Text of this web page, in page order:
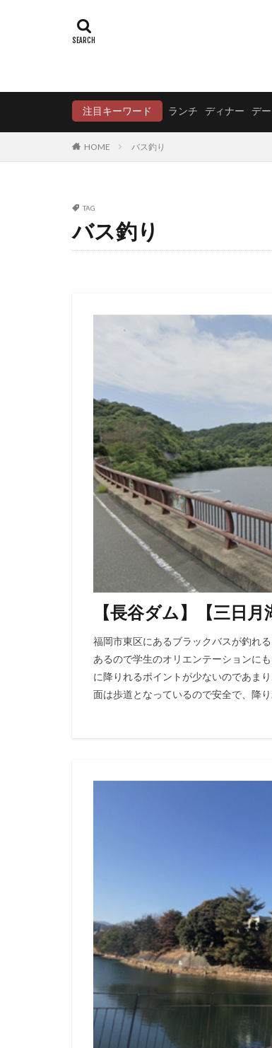
注目キーワード ランチ ディナー デー
HOME バス釣り
TAG
バス釣り
【長谷ダム】【三日
福岡市東区にあるブラックバスが釣れ
あるので学生のオリエンテーションに
に降りれるポイントが少ないのであま
面は歩道となっているので安全で、降